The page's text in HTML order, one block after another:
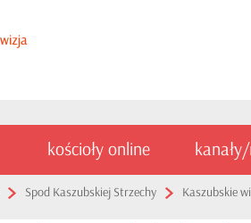
kościoły online
Spod Kaszubskiej Strzechy Kaszubskie